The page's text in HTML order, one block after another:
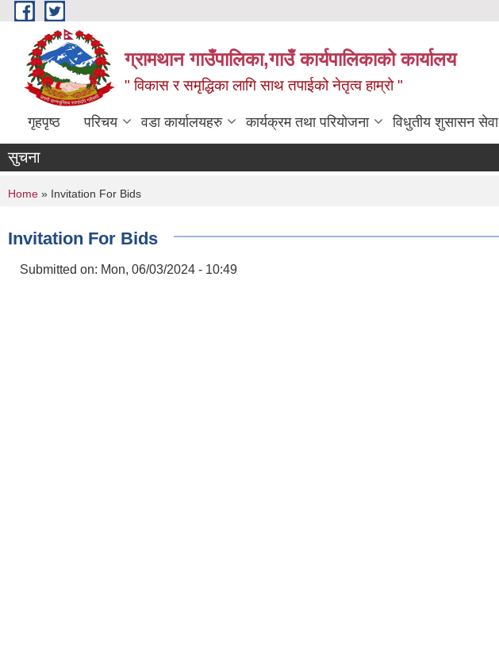
Skip to main content
ग्रामथान गाउँपालिका,गाउँ कार्यपालिकाको कार्यालय
" विकास र समृद्धिका लागि साथ तपाईको नेतृत्व हाम्रो "
गृहपृष्ठ परिचय वडा कार्यालयहरु कार्यक्रम तथा परियोजना विधुतीय शुसासन सेवा
सुचना
You are here
Home » Invitation For Bids
Invitation For Bids
Submitted on: Mon, 06/03/2024 - 10:49